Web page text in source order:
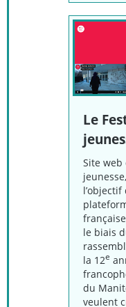
Le
Site web
l’objectif
le biais
la 12e
du
veulent